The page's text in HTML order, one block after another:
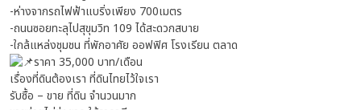
-ห่างจากรถไฟฟ้าแบริ่งเพียง 700เมตร
-ถนนซอยทะลุไปสุขุมวิท 109 ได้สะดวกสบาย
-ใกล้แหล่งชุมชน ที่พักอาศัย ออฟฟิศ โรงเรียน ตลาด
ราคา 35,000 บาท/เดือน
เรื่องที่ดินต้องเรา ที่ดินไทยไว้ใจเรา
รับซื้อ – ขาย ที่ดิน จำนวนมาก